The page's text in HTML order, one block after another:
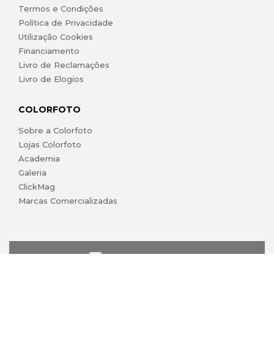
Termos e Condições
Política de Privacidade
Utilização Cookies
Financiamento
Livro de Reclamações
Livro de Elogios
COLORFOTO
Sobre a Colorfoto
Lojas Colorfoto
Academia
Galeria
ClickMag
Marcas Comercializadas
lojaonline@colorfoto.pt